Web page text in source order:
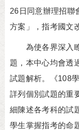
26日同意辦理招聯
方案」，指考國文
為使各界深入瞭
題，本中心均會透
試題解析。《108
詳列個別試題的重
細陳述各考科的試
學生掌握指考的命